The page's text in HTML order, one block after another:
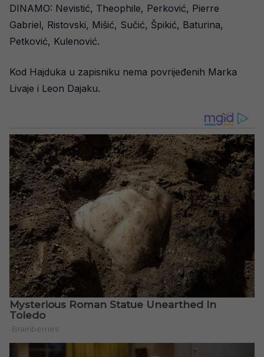
DINAMO: Nevistić, Theophile, Perković, Pierre
Gabriel, Ristovski, Mišić, Sučić, Špikić, Baturina,
Petković, Kulenović.
Kod Hajduka u zapisniku nema povrijeđenih Marka
Livaje i Leon Dajaku.